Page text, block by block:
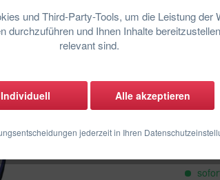
und Third-Party-Tools, um die Leistung der
durchzuführen und Ihnen Inhalte
relevant sind.
Individuell Alle akzeptieren
jederzeit in Ihren
Sie
inkl.